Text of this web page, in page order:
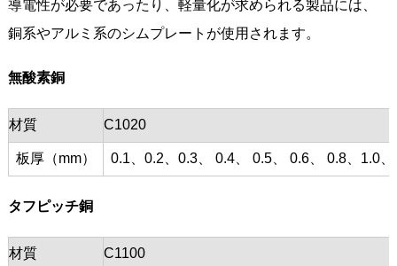
導電性が必要であったり、軽量化が求められる製品には、
銅系やアルミ系のシムプレートが使用されます。
無酸素銅
材質 C1020
板厚（mm） 0.1、0.2、0.3、 0.4、 0.5、 0.6、 0.8、1.0
タフピッチ銅
材質 C1100